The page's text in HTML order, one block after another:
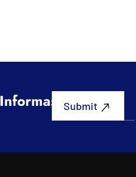
Terbaru